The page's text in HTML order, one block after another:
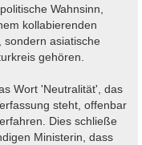
Wahnsinn,
kollabierenden
sondern asiatische
gehören.
Wort 'Neutralität', das
steht, offenbar
Dies schließe
Ministerin, dass